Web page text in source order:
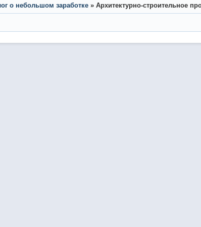
о небольшом заработке » Архитектурно-строительное